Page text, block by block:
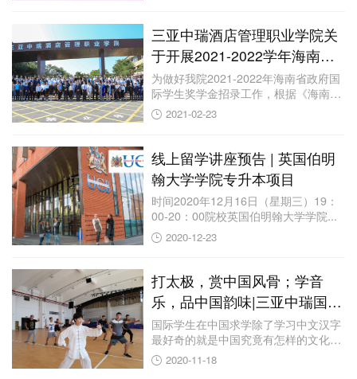
三亚中瑞酒店管理职业学院关
于开展2021-2022学年海南省
政府国际学生 奖学金申请的通
知
为做好我院2021-2022年海南省政府国
际学生奖学金招录工作，根据《海南省
政府...2021-02-23
线上留学讲座预告 | 英国伯明
翰大学学院专升本项目
时间2020年12月16日（星期三）19：
00-20：00院校英国伯明翰大学学院...
2020-12-23
打太极，赏中国风骨；学音
乐，品中国韵味|三亚中瑞国际
学生体验太极拳与国乐
国际学生在中国求学除了学习中文汉字
最好奇的就是中国究竟有怎样的文化？
中国人喜欢哪...
2020-11-18